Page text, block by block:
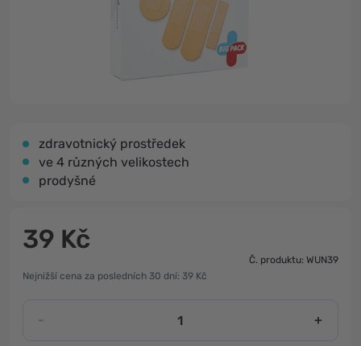
zdravotnický prostředek
ve 4 různých velikostech
prodyšné
39 Kč
Č. produktu: WUN39
Nejnižší cena za posledních 30 dní: 39 Kč
- +